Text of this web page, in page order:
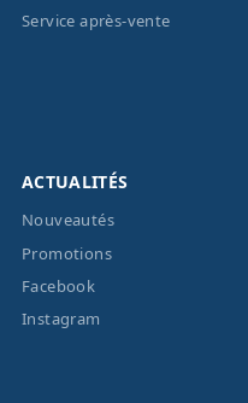
Service après-vente
ACTUALITÉS
Nouveautés
Promotions
Facebook
Instagram